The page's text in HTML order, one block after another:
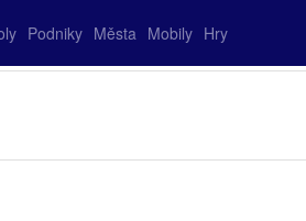
Podniky Města Mobily Hry